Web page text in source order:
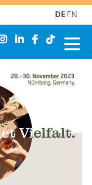
DE EN